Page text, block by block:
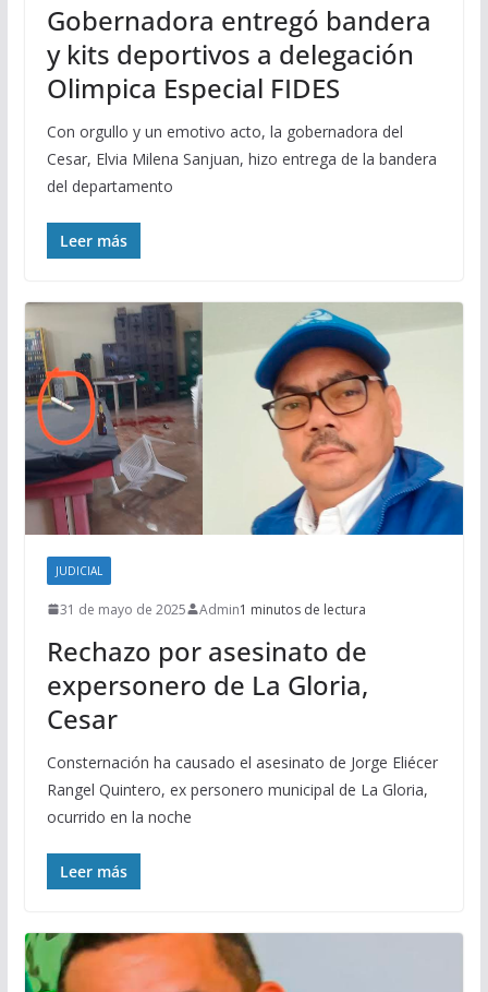
Gobernadora entregó bandera
y kits deportivos a delegación
Olimpica Especial FIDES
Con orgullo y un emotivo acto, la gobernadora del
Cesar, Elvia Milena Sanjuan, hizo entrega de la bandera
del departamento
Leer más
JUDICIAL
31 de mayo de 2025 Admin1 minutos de lectura
Rechazo por asesinato de
expersonero de La Gloria,
Cesar
Consternación ha causado el asesinato de Jorge Eliécer
Rangel Quintero, ex personero municipal de La Gloria,
ocurrido en la noche
Leer más